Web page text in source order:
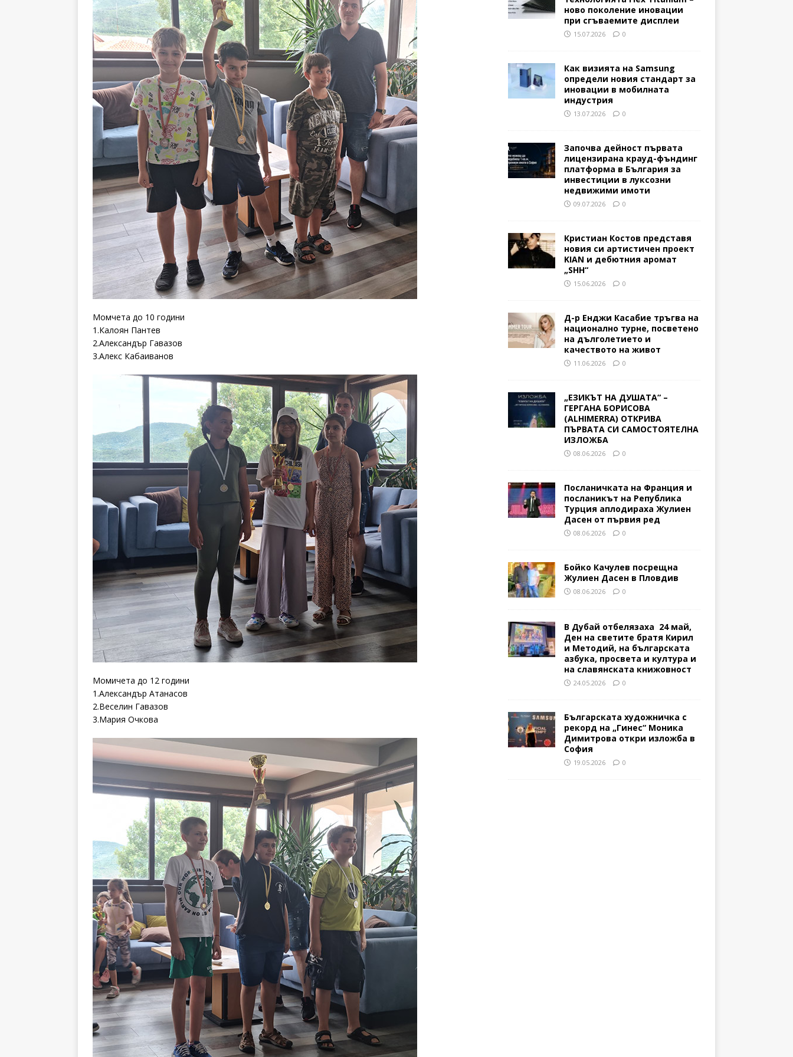
Момчета до 10 години
1.Калоян Пантев
2.Александър Гавазов
3.Алекс Кабаиванов
Момичета до 12 години
1.Александър Атанасов
2.Веселин Гавазов
3.Мария Очкова
ново поколение иновации
при сгъваемите дисплеи
15.07.2026 0
Как визията на Samsung
определи новия стандарт за
иновации в мобилната
индустрия
13.07.2026 0
Започва дейност първата
лицензирана крауд-фъндинг
платформа в България за
инвестиции в луксозни
недвижими имоти
09.07.2026 0
Кристиан Костов представя
новия си артистичен проект
KIAN и дебютния аромат
„SHH“
15.06.2026 0
Д-р Енджи Касабие тръгва на
национално турне, посветено
на дълголетието и
качеството на живот
11.06.2026 0
„ЕЗИКЪТ НА ДУШАТА“ –
ГЕРГАНА БОРИСОВА
(ALHIMERRA) ОТКРИВА
ПЪРВАТА СИ САМОСТОЯТЕЛНА
ИЗЛОЖБА
08.06.2026 0
Посланичката на Франция и
посланикът на Република
Турция аплодираха Жулиен
Дасен от първия ред
08.06.2026 0
Бойко Качулев посрещна
Жулиен Дасен в Пловдив
08.06.2026 0
В Дубай отбелязаха 24 май,
Ден на светите братя Кирил
и Методий, на българската
азбука, просвета и култура и
на славянската книжовност
24.05.2026 0
Българската художничка с
рекорд на „Гинес“ Моника
Димитрова откри изложба в
София
19.05.2026 0